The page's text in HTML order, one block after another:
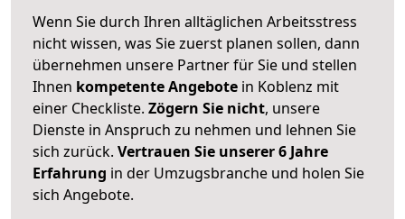
Wenn Sie durch Ihren alltäglichen Arbeitsstress
nicht wissen, was Sie zuerst planen sollen, dann
übernehmen unsere Partner für Sie und stellen
Ihnen kompetente Angebote in Koblenz mit
einer Checkliste. Zögern Sie nicht, unsere
Dienste in Anspruch zu nehmen und lehnen Sie
sich zurück. Vertrauen Sie unserer 6 Jahre
Erfahrung in der Umzugsbranche und holen Sie
sich Angebote.